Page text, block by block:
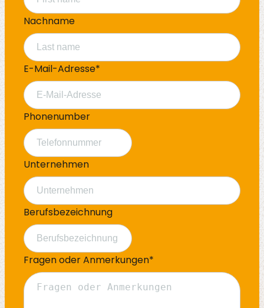
Über
uns
Insights
About us
Kontakt
Nachname
E-Mail-Adresse*
Phonenumber
Unternehmen
Berufsbezeichnung
Fragen oder Anmerkungen*